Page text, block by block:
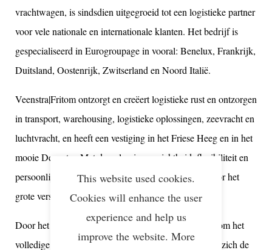
vrachtwagen, is sindsdien uitgegroeid tot een logistieke partner
voor vele nationale en internationale klanten. Het bedrijf is
gespecialiseerd in Eurogroupage in vooral: Benelux, Frankrijk,
Duitsland, Oostenrijk, Zwitserland en Noord Italië.
Veenstra|Fritom ontzorgt en creëert logistieke rust en ontzorgen
in transport, warehousing, logistieke oplossingen, zeevracht en
luchtvracht, en heeft een vestiging in het Friese Heeg en in het
mooie Deventer. Met de oplossingsgerichtheid, flexibiliteit en
persoonlijke communicatie, zorgt Veenstra|Fritom voor het
grote verschil als een betrouwbare logistieke partner.
Door het totaalaanbod van diensten kan Veenstra|Fritom het
volledige logistieke proces uit handen nemen en heeft zich de
This website used cookies.
Cookies will enhance the user
experience and help us
improve the website. More